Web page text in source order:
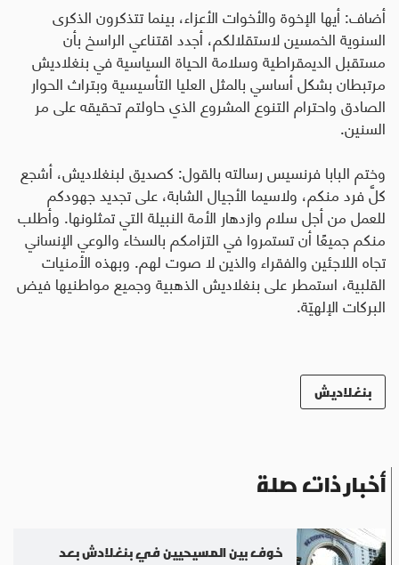
أضاف: أيها الإخوة والأخوات الأعزاء، بينما تتذكرون الذكرى
السنوية الخمسين لاستقلالكم، أجدد اقتناعي الراسخ بأن
مستقبل الديمقراطية وسلامة الحياة السياسية في بنغلاديش
مرتبطان بشكل أساسي بالمثل العليا التأسيسية وبتراث الحوار
الصادق واحترام التنوع المشروع الذي حاولتم تحقيقه على مر
السنين.
وختم البابا فرنسيس رسالته بالقول: كصديق لبنغلاديش، أشجع
كلَّ فرد منكم، ولاسيما الأجيال الشابة، على تجديد جهودكم
للعمل من أجل سلام وازدهار الأمة النبيلة التي تمثلونها. وأطلب
منكم جميعًا أن تستمروا في التزامكم بالسخاء والوعي الإنساني
تجاه اللاجئين والفقراء والذين لا صوت لهم. وبهذه الأمنيات
القلبية، استمطر على بنغلاديش الذهبية وجميع مواطنيها فيض
البركات الإلهيّة.
بنغلاديش
أخبار ذات صلة
خوف بين المسيحيين في بنغلادش بعد